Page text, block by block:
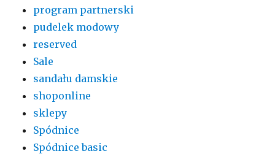
program partnerski
pudelek modowy
reserved
Sale
sandału damskie
shoponline
sklepy
Spódnice
Spódnice basic